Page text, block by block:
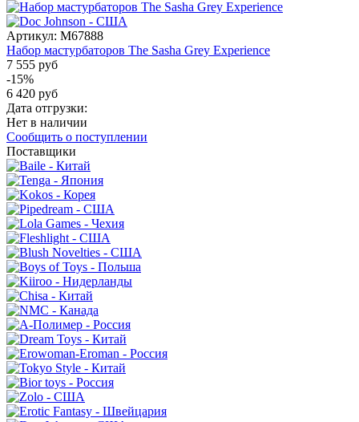
Артикул: M67888
Набор мастурбаторов The Sasha Grey Experience
7 555 руб
-15%
6 420 руб
Дата отгрузки:
Нет в наличии
Сообщить о поступлении
Поставщики